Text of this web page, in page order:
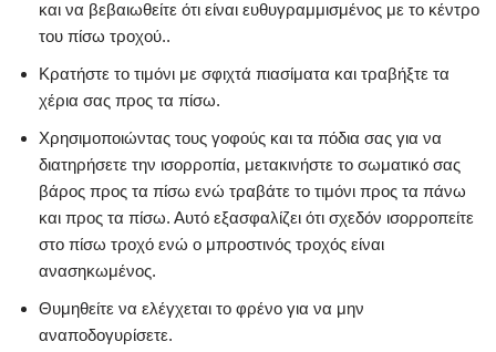
και να βεβαιωθείτε ότι είναι ευθυγραμμισμένος με το κέντρο
του πίσω τροχού..
Κρατήστε το τιμόνι με σφιχτά πιασίματα και τραβήξτε τα
χέρια σας προς τα πίσω.
Χρησιμοποιώντας τους γοφούς και τα πόδια σας για να
διατηρήσετε την ισορροπία, μετακινήστε το σωματικό σας
βάρος προς τα πίσω ενώ τραβάτε το τιμόνι προς τα πάνω
και προς τα πίσω. Αυτό εξασφαλίζει ότι σχεδόν ισορροπείτε
στο πίσω τροχό ενώ ο μπροστινός τροχός είναι
ανασηκωμένος.
Θυμηθείτε να ελέγχεται το φρένο για να μην
αναποδογυρίσετε.